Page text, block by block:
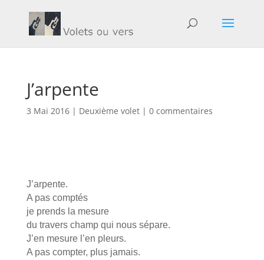
J’arpente
3 Mai 2016| Deuxième volet| 0 commentaires
J’arpente.
A pas comptés
je prends la mesure
du travers champ qui nous sépare.
J’en mesure l’en pleurs.
A pas compter, plus jamais.